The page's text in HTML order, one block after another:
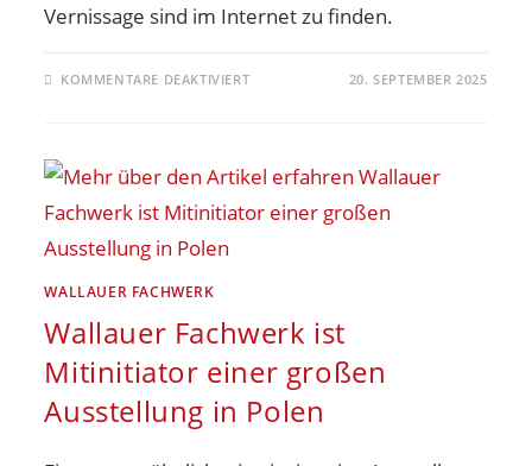
Vernissage sind im Internet zu finden.
KOMMENTARE DEAKTIVIERT 20. SEPTEMBER 2025
WALLAUER FACHWERK
Wallauer Fachwerk ist
Mitinitiator einer großen
Ausstellung in Polen